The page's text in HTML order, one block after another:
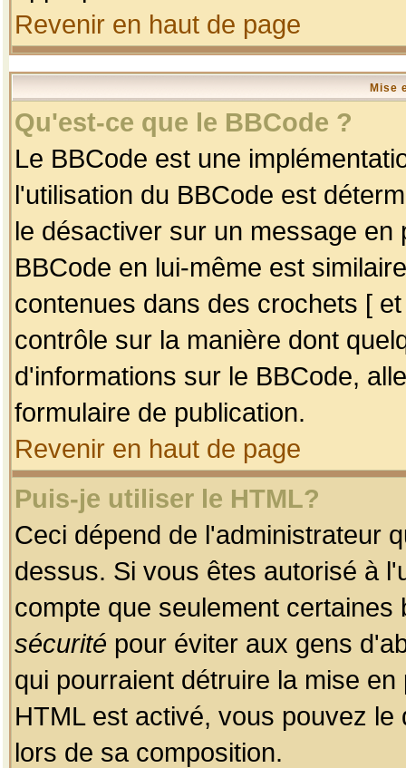
Revenir en haut de page
Mise
Qu'est-ce que le BBCode ?
Le BBCode est une
l'utilisation du BBCode est
le désactiver sur un message
BBCode en lui-même est
contenues dans des crochets [
contrôle sur la manière dont
d'informations sur le BBCode,
formulaire de publication.
Revenir en haut de page
Puis-je utiliser le HTML?
Ceci dépend de l'administrateur
dessus. Si vous êtes autorisé à
compte que seulement
sécurité pour éviter aux gens
qui pourraient détruire la mise
HTML est activé, vous pouvez
lors de sa composition.